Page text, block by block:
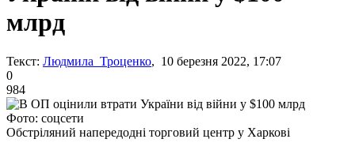
млрд
Текст: Людмила Троценко, 10 березня 2022, 17:07
0
984
Фото: соцсети
Обстріляний напередодні торговий центр у Харкові